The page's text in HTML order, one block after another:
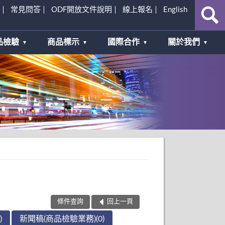
常見問答 ODF開放文件說明 線上報名 English
檢驗 商品標示 國際合作 關於我們
條件查詢 回上一頁
新聞稿(商品檢驗業務)(0)